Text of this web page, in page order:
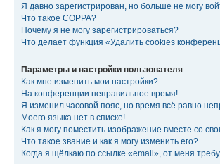
Я давно зарегистрирован, но больше не могу
Что такое COPPA?
Почему я не могу зарегистрироваться?
Что делает функция «Удалить cookies
Параметры и настройки пользователя
Как мне изменить мои настройки?
На конференции неправильное время!
Я изменил часовой пояс, но время всё равно
Моего языка нет в списке!
Как я могу поместить изображение вместе со
Что такое звание и как я могу изменить его?
Когда я щёлкаю по ссылке «email», от меня